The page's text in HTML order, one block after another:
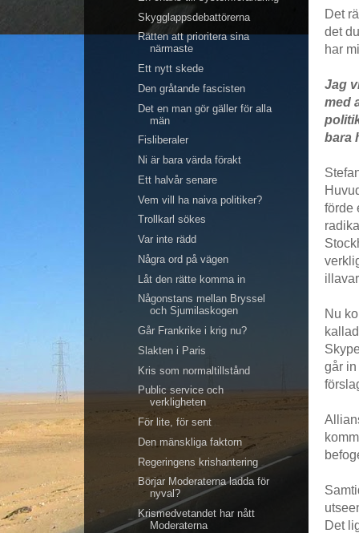
Det
det
har
Jag
med
bara
förde
Nu
går
Det
Skygglappsdebattörerna
Rätten att prioritera sina
närmaste
Ett nytt skede
Den gråtande fascisten
Det en man gör gäller för alla
män
Fisliberaler
Ni är bara värda förakt
Ett halvår senare
Vem vill ha naiva politiker?
Trollkarl sökes
Var inte rädd
Några ord på vägen
Låt den rätte komma in
Någonstans mellan Bryssel
och Sjumilaskogen
Går Frankrike i krig nu?
Slakten i Paris
Kris som normaltillstånd
Public service och
verkligheten
För lite, för sent
Den mänskliga faktorn
Regeringens krishantering
Börjar Moderaterna ladda för
nyval?
Krismedvetandet har nått
Moderaterna